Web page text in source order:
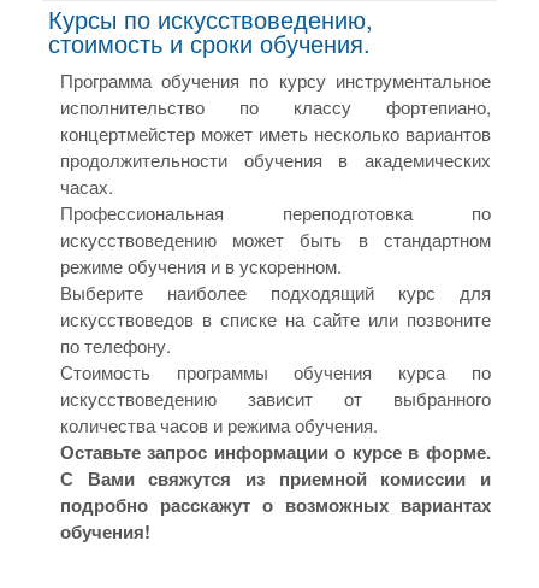
Курсы по искусствоведению,
стоимость и сроки обучения.
Программа обучения по курсу инструментальное
исполнительство по классу фортепиано,
концертмейстер может иметь несколько вариантов
продолжительности обучения в академических
часах.
Профессиональная переподготовка по
искусствоведению может быть в стандартном
режиме обучения и в ускоренном.
Выберите наиболее подходящий курс для
искусствоведов в списке на сайте или позвоните
по телефону.
Стоимость программы обучения курса по
искусствоведению зависит от выбранного
количества часов и режима обучения.
Оставьте запрос информации о курсе в форме.
С Вами свяжутся из приемной комиссии и
подробно расскажут о возможных вариантах
обучения!